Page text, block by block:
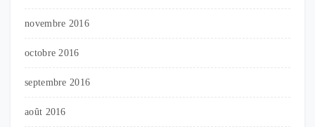
novembre 2016
octobre 2016
septembre 2016
août 2016